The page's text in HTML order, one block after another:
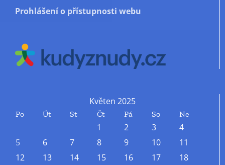
Prohlášení o přístupnosti webu
Květen 2025
Po Út St Čt Pá So Ne
1 2 3
4
5
6 7 8 9 10
11
12
13 14 15 16 17
18